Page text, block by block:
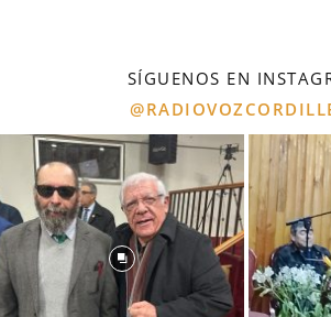
SÍGUENOS EN